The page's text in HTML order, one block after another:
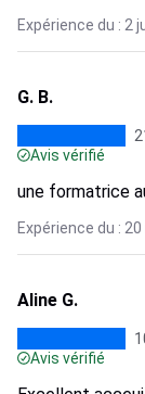
Expérience du : 2
G. B.
Avis vérifié
une formatrice
Expérience du :
Aline G.
Avis vérifié